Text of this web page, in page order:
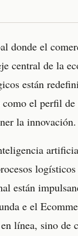
donde el
central de la
están
el perfil
la innovación.
están
e el
línea, sino de